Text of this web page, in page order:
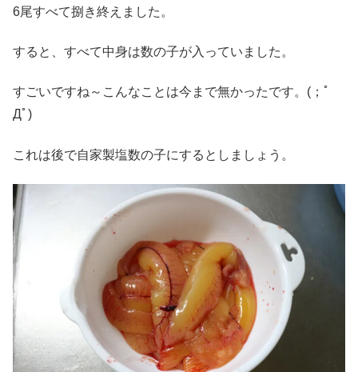
6尾すべて捌き終えました。
すると、すべて中身は数の子が入っていました。
すごいですね～こんなことは今まで無かったです。(；ﾟ
Дﾟ)
これは後で自家製塩数の子にするとしましょう。